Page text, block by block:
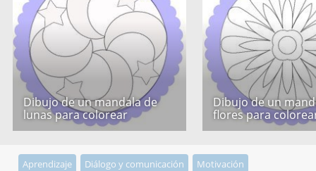
Dibujo de un mandala de
lunas para colorear
Dibujo de un
flores para
Aprendizaje Diálogo y comunicación Motivación